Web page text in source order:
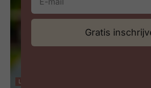
LEREN & LOOPBANEN
Gratis